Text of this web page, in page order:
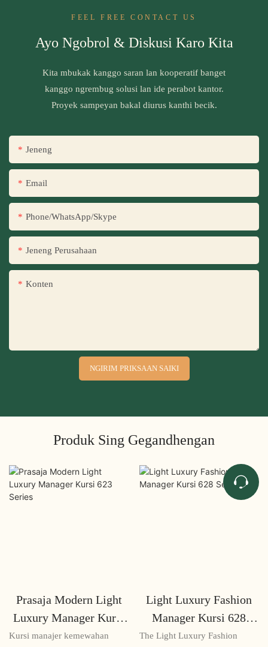
FEEL FREE CONTACT US
Ayo Ngobrol & Diskusi Karo Kita
Kita mbukak kanggo saran lan kooperatif banget
kanggo ngrembug solusi lan ide perabot kantor.
Proyek sampeyan bakal diurus kanthi becik.
Jeneng
Email
Phone/WhatsApp/Skype
Jeneng Perusahaan
Konten
NGIRIM PRIKSAAN SAIKI
Produk Sing Gegandhengan
Prasaja Modern Light
Luxury Manager Kursi
623 Series
Kursi manajer kemewahan
Light Luxury Fashion
Manager Kursi 628
Series
The Light Luxury Fashion